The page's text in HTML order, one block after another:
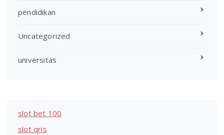
pendidikan
Uncategorized
universitas
slot bet 100
slot qris